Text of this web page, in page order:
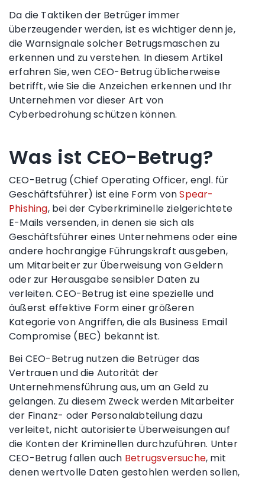
Da die Taktiken der Betrüger immer
überzeugender werden, ist es wichtiger denn je,
die Warnsignale solcher Betrugsmaschen zu
erkennen und zu verstehen. In diesem Artikel
erfahren Sie, wen CEO-Betrug üblicherweise
betrifft, wie Sie die Anzeichen erkennen und Ihr
Unternehmen vor dieser Art von
Cyberbedrohung schützen können.
Was ist CEO-Betrug?
CEO-Betrug (Chief Operating Officer, engl. für
Geschäftsführer) ist eine Form vonSpear-
Phishing, bei der Cyberkriminelle zielgerichtete
E-Mails versenden, in denen sie sich als
Geschäftsführer eines Unternehmens oder eine
andere hochrangige Führungskraft ausgeben,
um Mitarbeiter zur Überweisung von Geldern
oder zur Herausgabe sensibler Daten zu
verleiten. CEO-Betrug ist eine spezielle und
äußerst effektive Form einer größeren
Kategorie von Angriffen, die als Business Email
Compromise (BEC) bekannt ist.
Bei CEO-Betrug nutzen die Betrüger das
Vertrauen und die Autorität der
Unternehmensführung aus, um an Geld zu
gelangen. Zu diesem Zweck werden Mitarbeiter
der Finanz- oder Personalabteilung dazu
verleitet, nicht autorisierte Überweisungen auf
die Konten der Kriminellen durchzuführen. Unter
CEO-Betrug fallen auch Betrugsversuche, mit
denen wertvolle Daten gestohlen werden sollen,